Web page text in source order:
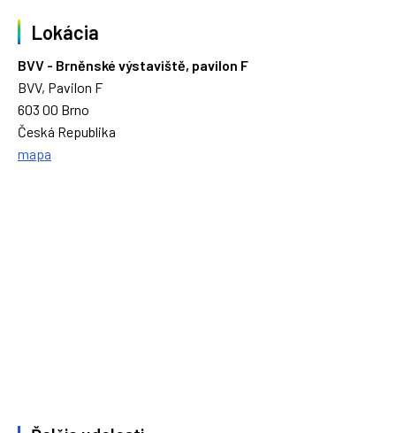
Lokácia
BVV - Brněnské výstaviště, pavilon F
BVV, Pavilon F
603 00 Brno
Česká Republika
mapa